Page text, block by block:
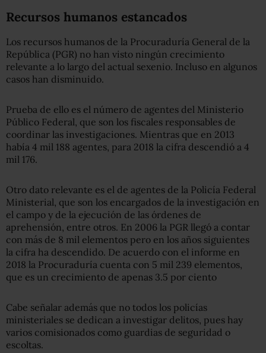
Recursos humanos estancados
Los recursos humanos de la Procuraduría General de la
República (PGR) no han visto ningún crecimiento
relevante a lo largo del actual sexenio. Incluso en algunos
casos han disminuido.
Prueba de ello es el número de agentes del Ministerio
Público Federal, que son los fiscales responsables de
coordinar las investigaciones. Mientras que en 2013
había 4 mil 188 agentes, para 2018 la cifra descendió a 4
mil 176.
Otro dato relevante es el de agentes de la Policía Federal
Ministerial, que son los encargados de la investigación en
el campo y de la ejecución de las órdenes de
aprehensión, entre otros. En 2006 la PGR llegó a contar
con más de 8 mil elementos pero en los años siguientes
la cifra ha descendido. De acuerdo con el informe en
2018 la Procuraduría cuenta con 5 mil 239 elementos,
que es un crecimiento de apenas 3.5 por ciento
Cabe señalar además que no todos los policías
ministeriales se dedican a investigar delitos, pues hay
varios comisionados como guardias de seguridad o
escoltas.